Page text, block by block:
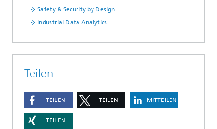
Safety & Security by Design
Industrial Data Analytics
Teilen
TEILEN TEILEN MITTEILEN
TEILEN